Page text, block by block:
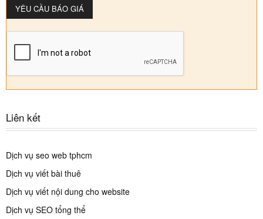
Liên kết
Dịch vụ seo web tphcm
Dịch vụ viết bài thuê
Dịch vụ viết nội dung cho website
Dịch vụ SEO tổng thể